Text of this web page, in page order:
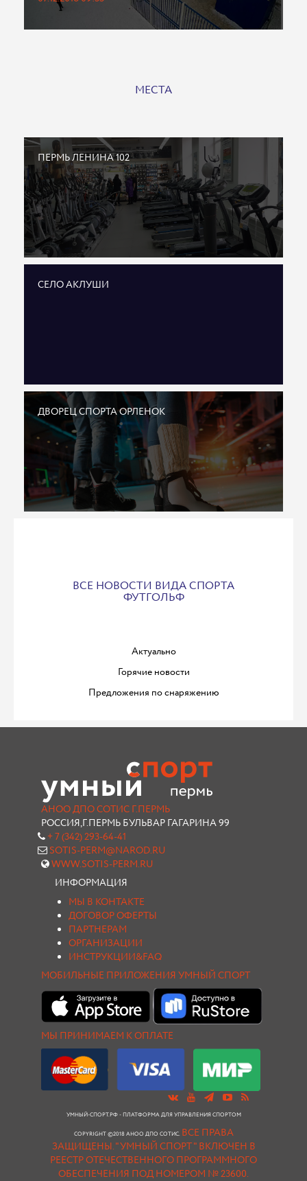
МЕСТА
ПЕРМЬ ЛЕНИНА 102
СЕЛО АКЛУШИ
ДВОРЕЦ СПОРТА ОРЛЕНОК
ВСЕ НОВОСТИ ВИДА СПОРТА
ФУТГОЛЬФ
Актуально
Горячие новости
Предложения по снаряжению
АНОО ДПО СОТИС Г.ПЕРМЬ
РОССИЯ,Г.ПЕРМЬ БУЛЬВАР ГАГАРИНА 99
+ 7 (342) 293-64-41
SOTIS-PERM@NAROD.RU
WWW.SOTIS-PERM.RU
ИНФОРМАЦИЯ
МЫ В КОНТАКТЕ
ДОГОВОР ОФЕРТЫ
ПАРТНЕРАМ
ОРГАНИЗАЦИИ
ИНСТРУКЦИИ&FAQ
МОБИЛЬНЫЕ ПРИЛОЖЕНИЯ УМНЫЙ СПОРТ
МЫ ПРИНИМАЕМ К ОПЛАТЕ
УМНЫЙ-СПОРТ.РФ - ПЛАТФОРМА ДЛЯ УПРАВЛЕНИЯ СПОРТОМ
COPYRIGHT ©2018 АНОО ДПО СОТИС. ВСЕ ПРАВА
ЗАЩИЩЕНЫ."УМНЫЙ СПОРТ " ВКЛЮЧЕН В
РЕЕСТР ОТЕЧЕСТВЕННОГО ПРОГРАММНОГО
ОБЕСПЕЧЕНИЯ ПОД НОМЕРОМ № 23600.